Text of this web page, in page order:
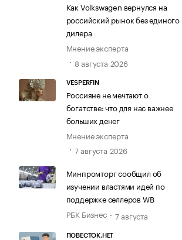
Как Volkswagen вернулся на
российский рынок без единого
дилера
Мнение эксперта
8 августа 2026
VESPERFIN
Россияне не мечтают о
богатстве: что для нас важнее
больших денег
Мнение эксперта
7 августа 2026
Минпромторг сообщил об
изучении властями идей по
поддержке селлеров WB
РБК Бизнес
7 августа
ПОВЕСТОК.НЕТ